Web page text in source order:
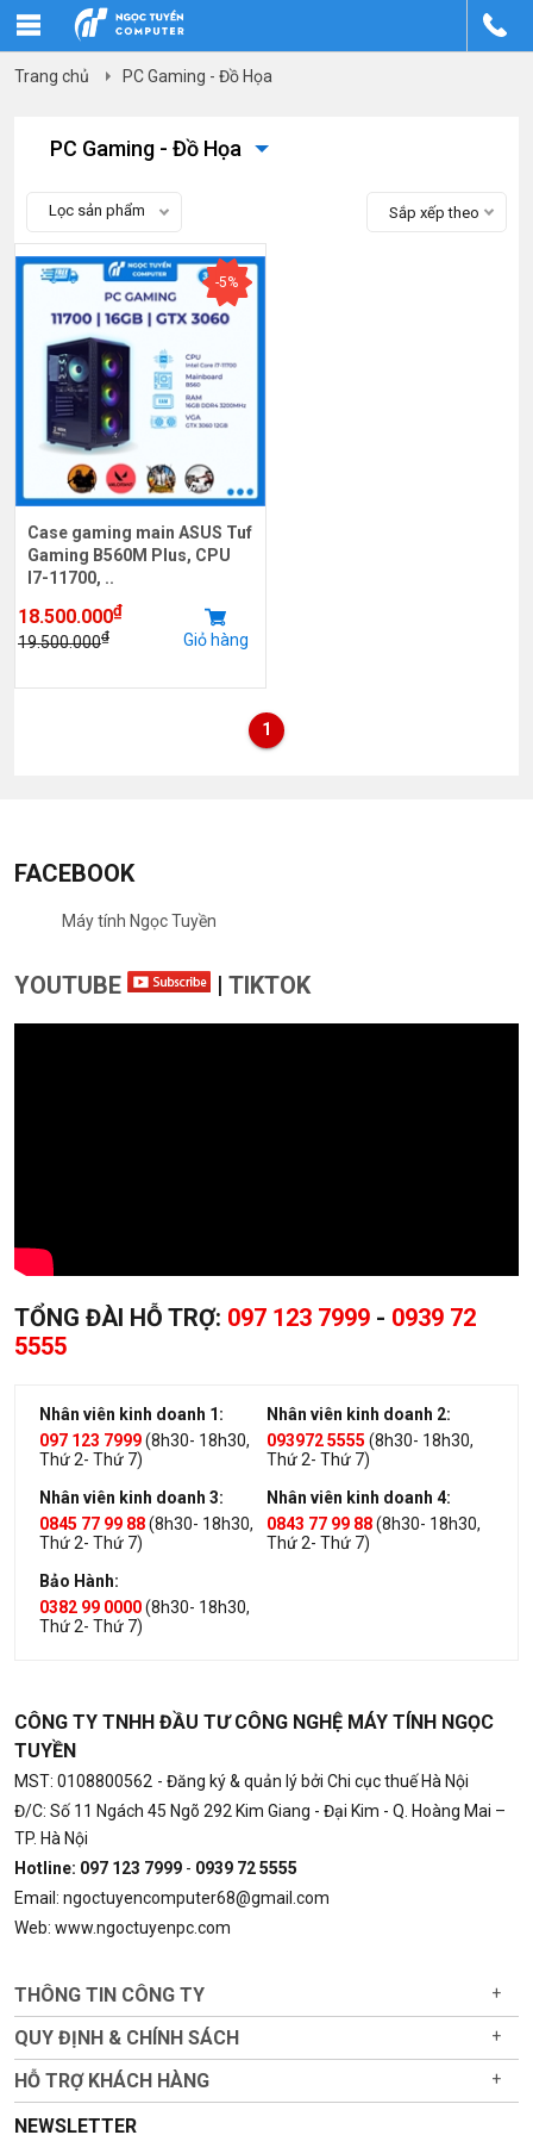
Trang chủ PC Gaming - Đồ Họa
PC Gaming - Đồ Họa
Lọc sản phẩm Sắp xếp theo
-5%
Case gaming main ASUS Tuf
Gaming B560M Plus, CPU
I7-11700, ..
18.500.000₫
19.500.000₫ Giỏ hàng
1
FACEBOOK
Máy tính Ngọc Tuyền
YOUTUBE | TIKTOK
TỔNG ĐÀI HỖ TRỢ: 097 123 7999 - 0939 72
5555
Nhân viên kinh doanh 1:
097 123 7999(8h30- 18h30,
Thứ 2- Thứ 7)
Nhân viên kinh doanh 2:
093972 5555 (8h30- 18h30,
Thứ 2- Thứ 7)
Nhân viên kinh doanh 3:
0845 77 99 88(8h30- 18h30,
Thứ 2- Thứ 7)
Nhân viên kinh doanh 4:
0843 77 99 88(8h30- 18h30,
Thứ 2- Thứ 7)
Bảo Hành:
0382 99 0000(8h30- 18h30,
Thứ 2- Thứ 7)
CÔNG TY TNHH ĐẦU TƯ CÔNG NGHỆ MÁY TÍNH NGỌC
TUYỀN
MST: 0108800562 - Đăng ký & quản lý bởi Chi cục thuế Hà Nội
Đ/C: Số 11 Ngách 45 Ngõ 292 Kim Giang - Đại Kim - Q. Hoàng Mai –
TP. Hà Nội
Hotline: 097 123 7999 - 0939 72 5555
Email: ngoctuyencomputer68@gmail.com
Web: www.ngoctuyenpc.com
THÔNG TIN CÔNG TY +
QUY ĐỊNH & CHÍNH SÁCH +
HỖ TRỢ KHÁCH HÀNG +
NEWSLETTER